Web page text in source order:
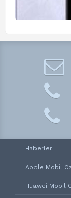
Haberler
Apple Mobil
Huawei Mobil